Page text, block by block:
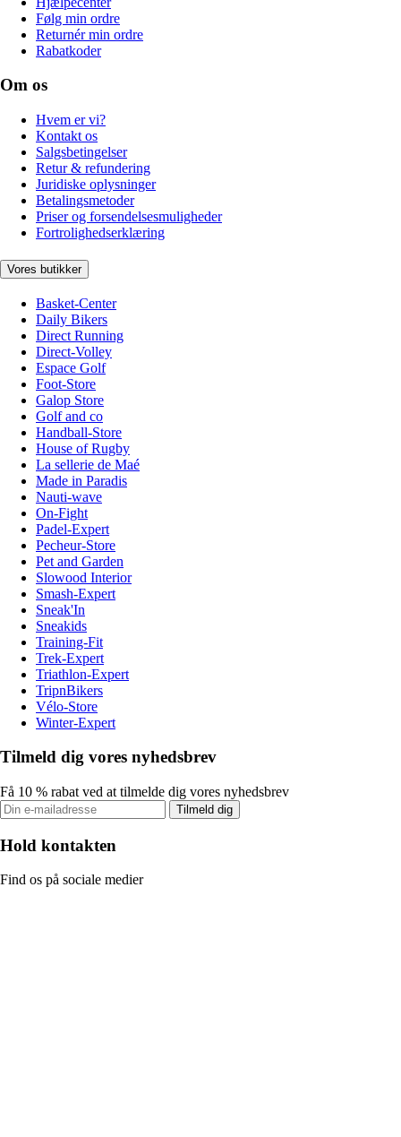
Følg min ordre
Returnér min ordre
Rabatkoder
Om os
Hvem er vi?
Kontakt os
Salgsbetingelser
Retur & refundering
Juridiske oplysninger
Betalingsmetoder
Priser og forsendelsesmuligheder
Fortrolighedserklæring
Vores butikker
Basket-Center
Daily Bikers
Direct Running
Direct-Volley
Espace Golf
Foot-Store
Galop Store
Golf and co
Handball-Store
House of Rugby
La sellerie de Maé
Made in Paradis
Nauti-wave
On-Fight
Padel-Expert
Pecheur-Store
Pet and Garden
Slowood Interior
Smash-Expert
Sneak'In
Sneakids
Training-Fit
Trek-Expert
Triathlon-Expert
TripnBikers
Vélo-Store
Winter-Expert
Tilmeld dig vores nyhedsbrev
Få 10 % rabat ved at tilmelde dig vores nyhedsbrev
Tilmeld dig
Hold kontakten
Find os på sociale medier